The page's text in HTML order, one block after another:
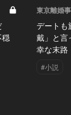
穏
東京離婚
デート
戴」と言
幸な末路
#小説